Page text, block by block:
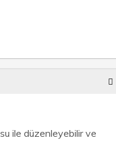
ile düzenleyebilir ve